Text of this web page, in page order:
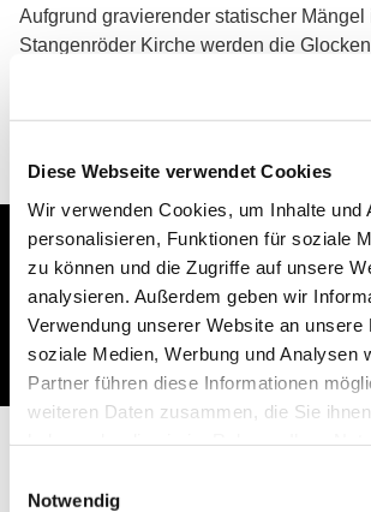
Diese Webseite verwendet Cookies
Wir verwenden Cookies, um Inhalte und
personalisieren, Funktionen für soziale
zu können und die Zugriffe auf unsere
analysieren. Außerdem geben wir
Verwendung unserer Website an unsere
soziale Medien, Werbung und Analysen
Partner führen diese Informationen
weiteren Daten zusammen, die Sie
Notwendig
Aufgrund gravierender statischer Mängel
Stangenröder Kirche werden die
nicht läuten. Wir bitten diesbezüglich um
Dies könnte Sie
interessieren